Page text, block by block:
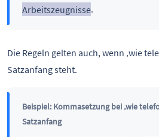
Arbeitszeugnisse.
Die Regeln gelten auch, wenn ‚wie
Satzanfang steht.
Beispiel: Kommasetzung bei ‚wie
Satzanfang